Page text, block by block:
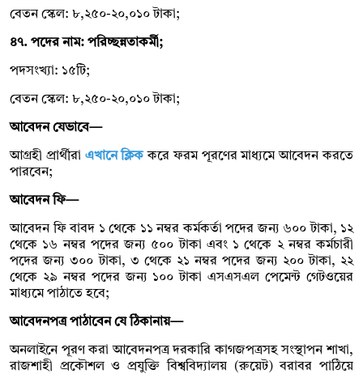
বেতন স্কেল: ৮,২৫০-২০,০১০ টাকা;
৪৭. পদের নাম: পরিচ্ছন্নতাকর্মী;
পদসংখ্যা: ১৫টি;
বেতন স্কেল: ৮,২৫০-২০,০১০ টাকা;
আবেদন যেভাবে—
আগ্রহী প্রার্থীরা এখানে ক্লিককরে ফরম পূরণের মাধ্যমে আবেদন করতে
পারবেন;
আবেদন ফি—
আবেদন ফি বাবদ ১ থেকে ১১ নম্বর কর্মকর্তা পদের জন্য ৬০০ টাকা, ১২
থেকে ১৬ নম্বর পদের জন্য ৫০০ টাকা এবং ১ থেকে ২ নম্বর কর্মচারী
পদের জন্য ৩০০ টাকা, ৩ থেকে ২১ নম্বর পদের জন্য ২০০ টাকা, ২২
থেকে ২৯ নম্বর পদের জন্য ১০০ টাকা এসএসএল পেমেন্ট গেটওয়ের
মাধ্যমে পাঠাতে হবে;
আবেদনপত্র পাঠাবেন যে ঠিকানায়—
অনলাইনে পূরণ করা আবেদনপত্র দরকারি কাগজপত্রসহ সংস্থাপন শাখা,
রাজশাহী প্রকৌশল ও প্রযুক্তি বিশ্ববিদ্যালয় (রুয়েট) বরাবর পাঠিয়ে